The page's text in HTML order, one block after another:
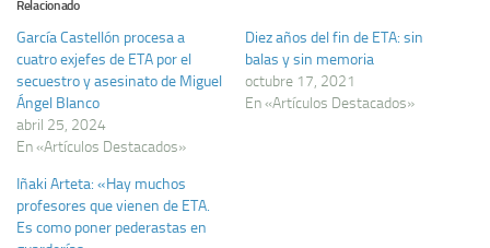
Relacionado
García Castellón procesa a
cuatro exjefes de ETA por el
secuestro y asesinato de Miguel
Ángel Blanco
abril 25, 2024
En «Artículos Destacados»
Diez años del fin de ETA: sin
balas y sin memoria
octubre 17, 2021
En «Artículos Destacados»
Iñaki Arteta: «Hay muchos
profesores que vienen de ETA.
Es como poner pederastas en